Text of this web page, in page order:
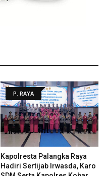
P. RAYA
Kapolresta Palangka Raya
Hadiri Sertijab Irwasda, Karo